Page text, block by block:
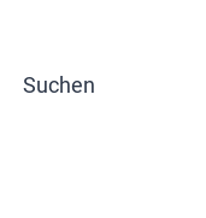
Suchen